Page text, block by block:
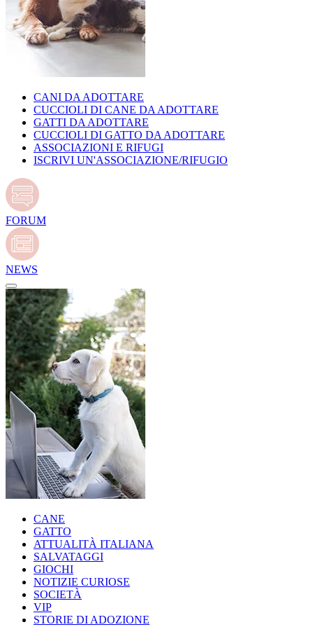
CANI DA ADOTTARE
CUCCIOLI DI CANE DA ADOTTARE
GATTI DA ADOTTARE
CUCCIOLI DI GATTO DA ADOTTARE
ASSOCIAZIONI E RIFUGI
ISCRIVI UN'ASSOCIAZIONE/RIFUGIO
FORUM
NEWS
CANE
GATTO
ATTUALITÀ ITALIANA
SALVATAGGI
GIOCHI
NOTIZIE CURIOSE
SOCIETÀ
VIP
STORIE DI ADOZIONE